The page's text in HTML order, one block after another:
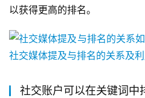
以获得更高的排名。
社交账户可以在关键词中